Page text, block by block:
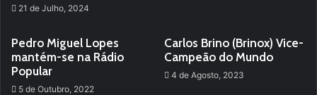
21 de Julho, 2024
Pedro Miguel Lopes
mantém-se na Rádio
Popular
5 de Outubro, 2022
Carlos Brino (Brinox) Vice-
Campeão do Mundo
4 de Agosto, 2023